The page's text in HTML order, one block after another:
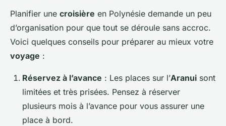
Planifier une croisière en Polynésie demande un peu
d’organisation pour que tout se déroule sans accroc.
Voici quelques conseils pour préparer au mieux votre
voyage :
Réservez à l’avance : Les places sur l’Aranui sont
limitées et très prisées. Pensez à réserver
plusieurs mois à l’avance pour vous assurer une
place à bord.